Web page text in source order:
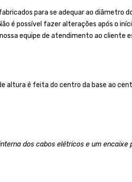
para se adequar ao diâmetro
é possível fazer alterações após o
equipe de atendimento ao
altura é feita do centro da base ao
dos cabos elétricos e um encaixe